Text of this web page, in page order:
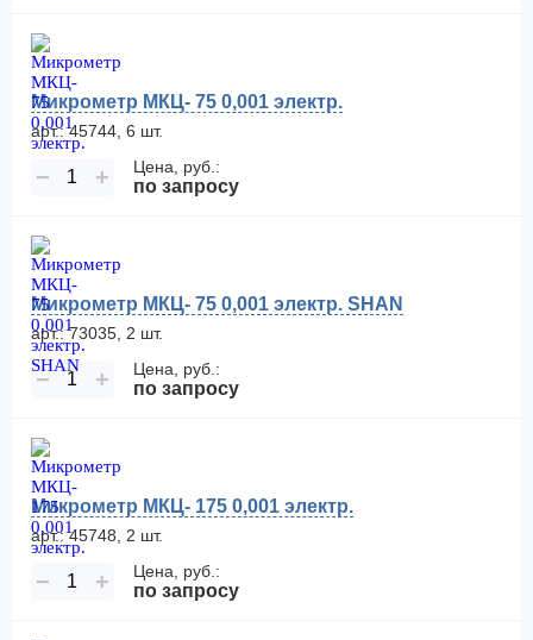
Микрометр МКЦ- 75 0,001 электр.
арт.: 45744, 6 шт.
− + Цена, руб.:
по запросу
Микрометр МКЦ- 75 0,001 электр. SHAN
арт.: 73035, 2 шт.
− + Цена, руб.:
по запросу
Микрометр МКЦ- 175 0,001 электр.
арт.: 45748, 2 шт.
− + Цена, руб.:
по запросу